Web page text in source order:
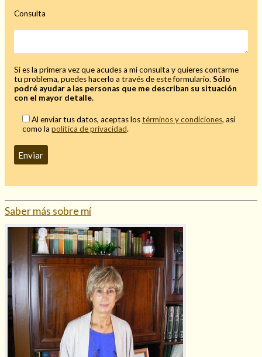
Oraciones
Tarot online(372)
Mis libros favoritos
¿Qué es el tarot?
Consulta
Si es la primera vez que acudes a mi consulta y quieres contarme
tu problema, puedes hacerlo a través de este formulario.Sólo
podré ayudar a las personas que me describan su situación
con el mayor detalle.
Al enviar tus datos, aceptas lostérminos y condiciones, así
como la política de privacidad.
Saber más sobre mí